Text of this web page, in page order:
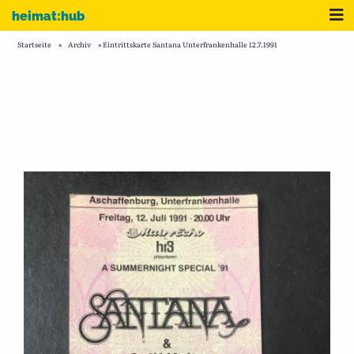
Zum Inhalt
heimat:hub
Startseite » Archiv »Eintrittskarte Santana Unterfrankenhalle 12.7.1991